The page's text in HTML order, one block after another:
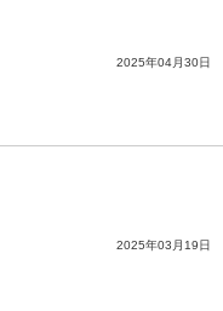
2025年04月30日
2025年03月19日